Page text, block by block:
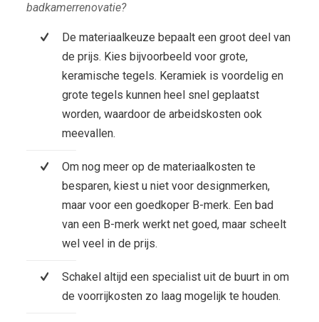
badkamerrenovatie?
De materiaalkeuze bepaalt een groot deel van
de prijs. Kies bijvoorbeeld voor grote,
keramische tegels. Keramiek is voordelig en
grote tegels kunnen heel snel geplaatst
worden, waardoor de arbeidskosten ook
meevallen.
Om nog meer op de materiaalkosten te
besparen, kiest u niet voor designmerken,
maar voor een goedkoper B-merk. Een bad
van een B-merk werkt net goed, maar scheelt
wel veel in de prijs.
Schakel altijd een specialist uit de buurt in om
de voorrijkosten zo laag mogelijk te houden.